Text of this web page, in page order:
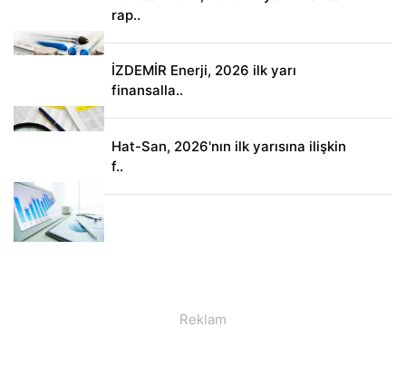
rap..
İZDEMİR Enerji, 2026 ilk yarı
finansalla..
Hat-San, 2026'nın ilk yarısına ilişkin
f..